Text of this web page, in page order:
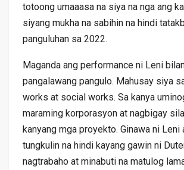
totoong umaaasa na siya na nga ang
siyang mukha na sabihin na hindi
panguluhan sa 2022.
Maganda ang performance ni Leni
pangalawang pangulo. Mahusay siya
works at social works. Sa kanya
maraming korporasyon at nagbigay
kanyang mga proyekto. Ginawa ni Leni
tungkulin na hindi kayang gawin ni
nagtrabaho at minabuti na matulog